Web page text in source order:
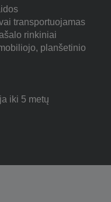
transportuojamas
rinkiniai
planšetinio
iki 5 metų